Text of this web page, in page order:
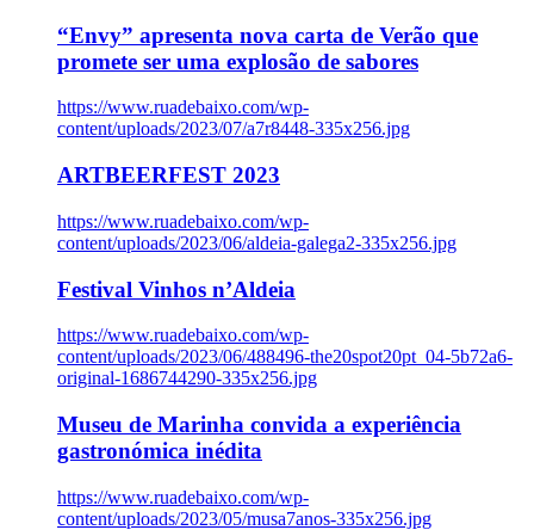
“Envy” apresenta nova carta de Verão que
promete ser uma explosão de sabores
https://www.ruadebaixo.com/wp-
content/uploads/2023/07/a7r8448-335x256.jpg
ARTBEERFEST 2023
https://www.ruadebaixo.com/wp-
content/uploads/2023/06/aldeia-galega2-335x256.jpg
Festival Vinhos n’Aldeia
https://www.ruadebaixo.com/wp-
content/uploads/2023/06/488496-the20spot20pt_04-5b72a6-
original-1686744290-335x256.jpg
Museu de Marinha convida a experiência
gastronómica inédita
https://www.ruadebaixo.com/wp-
content/uploads/2023/05/musa7anos-335x256.jpg